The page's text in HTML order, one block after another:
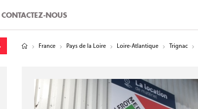
CONTACTEZ-NOUS
France Pays de la Loire Loire-Atlantique Trignac